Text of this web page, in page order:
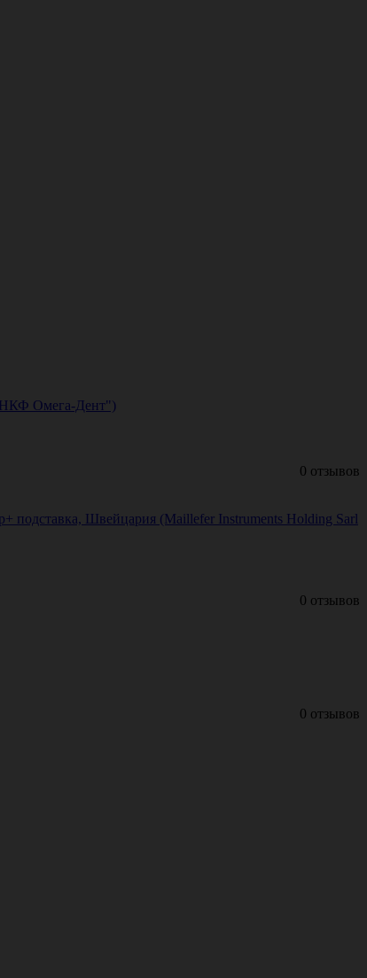
Омега-Дент")
0 отзывов
подставка, Швейцария (Maillefer Instruments Holding Sarl
0 отзывов
0 отзывов